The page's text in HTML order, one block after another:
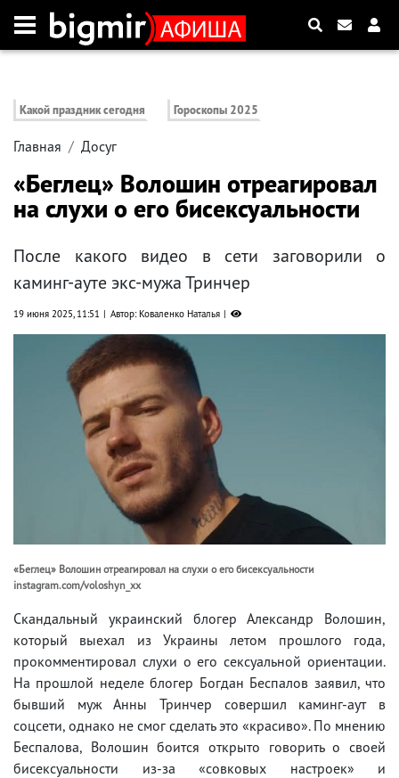
Какой праздник сегодня Гороскопы 2025
Главная Досуг
«Беглец» Волошин отреагировал
на слухи о его бисексуальности
После какого видео в сети заговорили о
каминг-ауте экс-мужа Тринчер
19 июня 2025, 11:51 Автор: Коваленко Наталья
«Беглец» Волошин отреагировал на слухи о его бисексуальности
instagram.com/voloshyn_xx
Скандальный украинский блогер Александр Волошин,
который выехал из Украины летом прошлого года,
прокомментировал слухи о его сексуальной ориентации.
На прошлой неделе блогер Богдан Беспалов заявил, что
бывший муж Анны Тринчер совершил каминг-аут в
соцсети, однако не смог сделать это «красиво». По мнению
Беспалова, Волошин боится открыто говорить о своей
бисексуальности из-за «совковых настроек» и